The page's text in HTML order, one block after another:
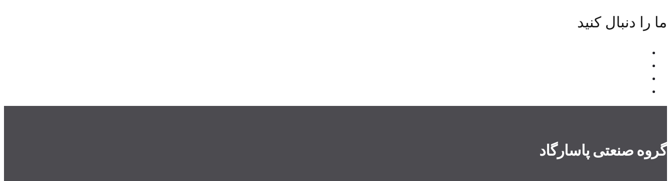
ما را دنبال کنید
گروه صنعتی پاسارگاد